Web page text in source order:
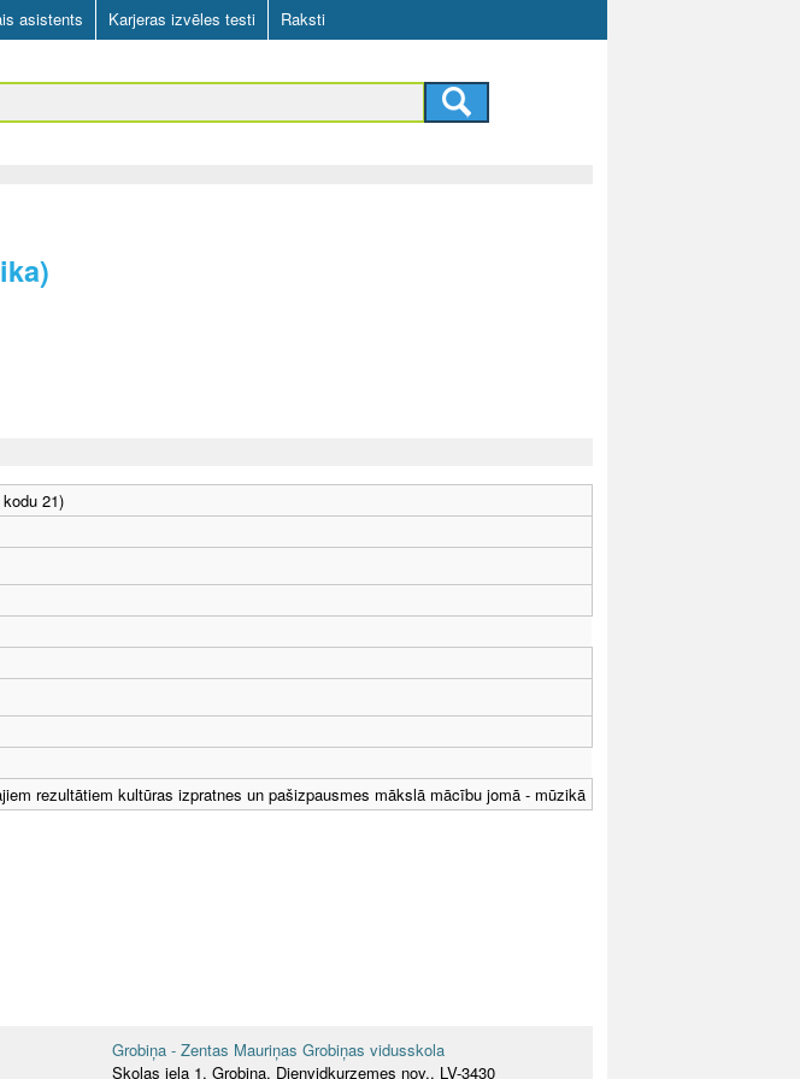
asistents Karjeras izvēles testi Raksti
21)
rezultātiem kultūras izpratnes un pašizpausmes mākslā mācību jomā - mūzikā
Grobiņa - Zentas Mauriņas Grobiņas vidusskola
Skolas iela 1, Grobiņa, Dienvidkurzemes nov., LV-3430